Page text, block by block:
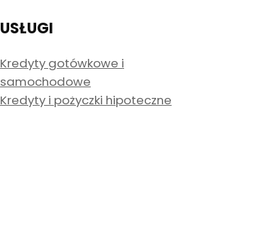
USŁUGI
Kredyty gotówkowe i
samochodowe
Kredyty i pożyczki hipoteczne